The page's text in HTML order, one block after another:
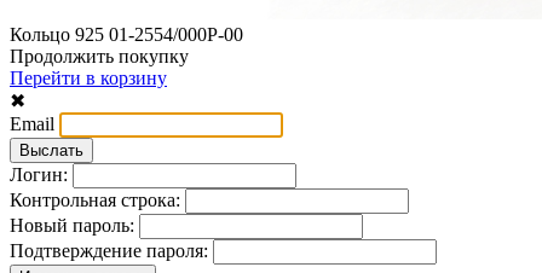
Кольцо 925 01-2554/000Р-00
Продолжить покупку
Перейти в корзину
✖
Email
Логин:
Контрольная строка:
Новый пароль:
Подтверждение пароля: